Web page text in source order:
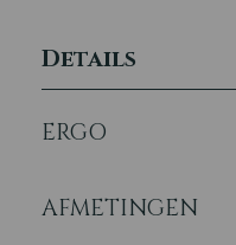
Details
ERGO
AFMETINGEN